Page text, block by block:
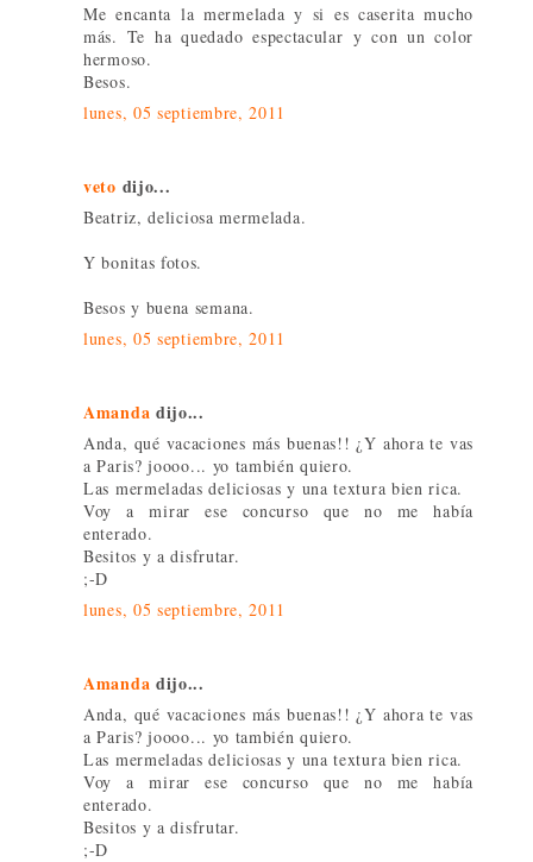
Me encanta la mermelada y si es caserita mucho
más. Te ha quedado espectacular y con un color
hermoso.
Besos.
lunes, 05 septiembre, 2011
veto dijo...
Beatriz, deliciosa mermelada.
Y bonitas fotos.
Besos y buena semana.
lunes, 05 septiembre, 2011
Amanda dijo...
Anda, qué vacaciones más buenas!! ¿Y ahora te vas
a Paris? joooo... yo también quiero.
Las mermeladas deliciosas y una textura bien rica.
Voy a mirar ese concurso que no me había
enterado.
Besitos y a disfrutar.
;-D
lunes, 05 septiembre, 2011
Amanda dijo...
Anda, qué vacaciones más buenas!! ¿Y ahora te vas
a Paris? joooo... yo también quiero.
Las mermeladas deliciosas y una textura bien rica.
Voy a mirar ese concurso que no me había
enterado.
Besitos y a disfrutar.
;-D